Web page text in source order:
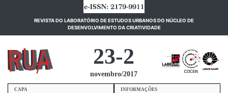
REVISTA DO LABORATÓRIO DE ESTUDOS URBANOS DO NÚCLEO DE
DESENVOLVIMENTO DA CRIATIVIDADE(current)
23-2
novembro/2017
CAPA
INFORMAÇÕES